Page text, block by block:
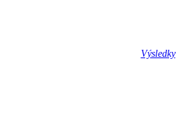
Výsledky